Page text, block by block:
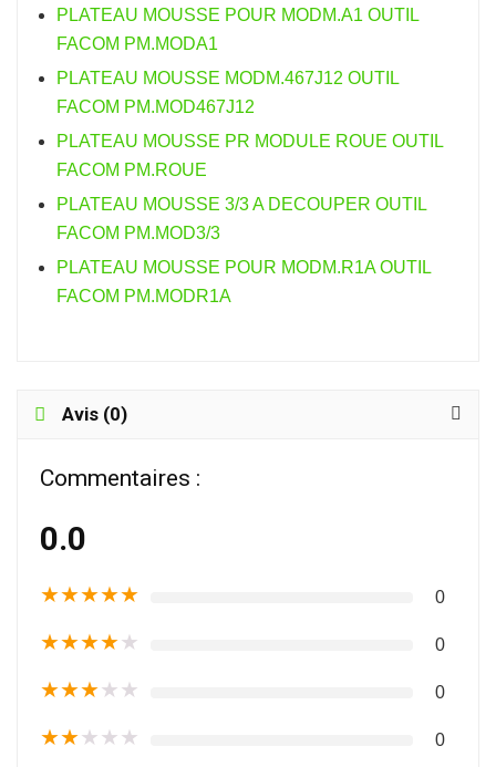
PLATEAU MOUSSE POUR MODM.A1 OUTIL
FACOM PM.MODA1
PLATEAU MOUSSE MODM.467J12 OUTIL
FACOM PM.MOD467J12
PLATEAU MOUSSE PR MODULE ROUE OUTIL
FACOM PM.ROUE
PLATEAU MOUSSE 3/3 A DECOUPER OUTIL
FACOM PM.MOD3/3
PLATEAU MOUSSE POUR MODM.R1A OUTIL
FACOM PM.MODR1A
Avis (0)
Commentaires :
0.0
★★★★★ 0
★★★★★ 0
★★★★★ 0
★★★★★ 0